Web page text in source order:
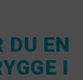
DU EN
I